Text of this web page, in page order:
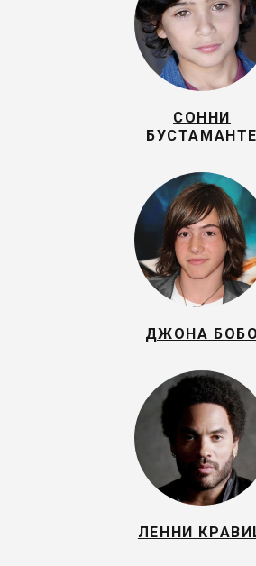
СОННИ
БУСТАМАНТЕ
ДЖОНА БОБО
ЛЕННИ